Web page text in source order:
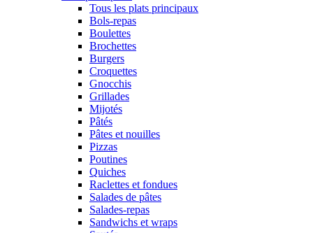
Tous les plats principaux
Bols-repas
Boulettes
Brochettes
Burgers
Croquettes
Gnocchis
Grillades
Mijotés
Pâtés
Pâtes et nouilles
Pizzas
Poutines
Quiches
Raclettes et fondues
Salades de pâtes
Salades-repas
Sandwichs et wraps